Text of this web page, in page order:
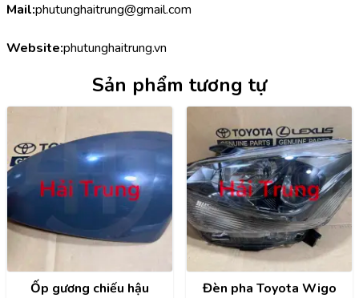
Mail:phutunghaitrung@gmail.com
Website:phutunghaitrung.vn
Sản phẩm tương tự
Ốp gương chiếu hậu
Đèn pha Toyota Wigo